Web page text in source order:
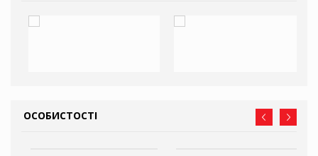
ОСОБИСТОСТІ